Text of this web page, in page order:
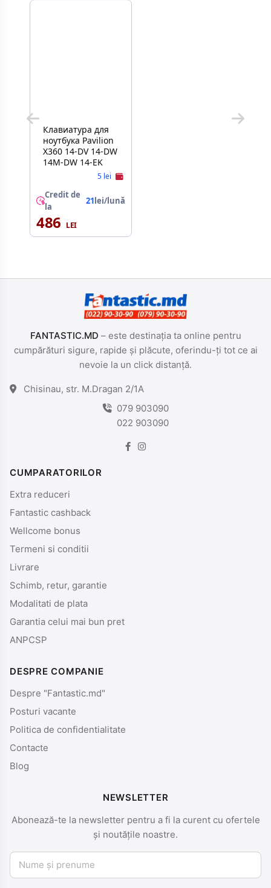
Клавиатура для
ноутбука Pavilion
X360 14-DV 14-DW
14M-DW 14-EK
5 lei
Credit de
la
21lei/lună
486
FANTASTIC.MD – este destinația ta online pentru
cumpărături sigure, rapide și plăcute, oferindu-ți tot ce ai
nevoie la un click distanță.
Chisinau, str. M.Dragan 2/1A
079 903090
022 903090
CUMPARATORILOR
Extra reduceri
Fantastic cashback
Wellcome bonus
Termeni si conditii
Livrare
Schimb, retur, garantie
Modalitati de plata
Garantia celui mai bun pret
ANPCSP
DESPRE COMPANIE
Despre "Fantastic.md"
Posturi vacante
Politica de confidentialitate
Contacte
Blog
NEWSLETTER
Abonează-te la newsletter pentru a fi la curent cu ofertele
și noutățile noastre.
Nume și prenume